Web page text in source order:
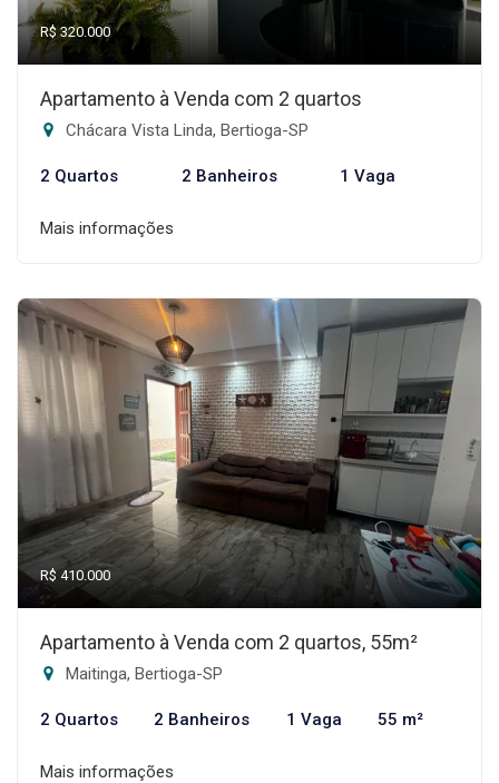
R$ 320.000
Apartamento à Venda com 2 quartos
Chácara Vista Linda, Bertioga-SP
2 Quartos 2 Banheiros 1 Vaga
Mais informações
R$ 410.000
Apartamento à Venda com 2 quartos, 55m²
Maitinga, Bertioga-SP
2 Quartos 2 Banheiros 1 Vaga 55 m²
Mais informações